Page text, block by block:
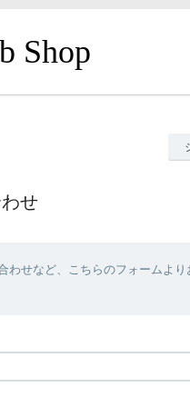
Shop
せ
わせなど、こちらのフォームより